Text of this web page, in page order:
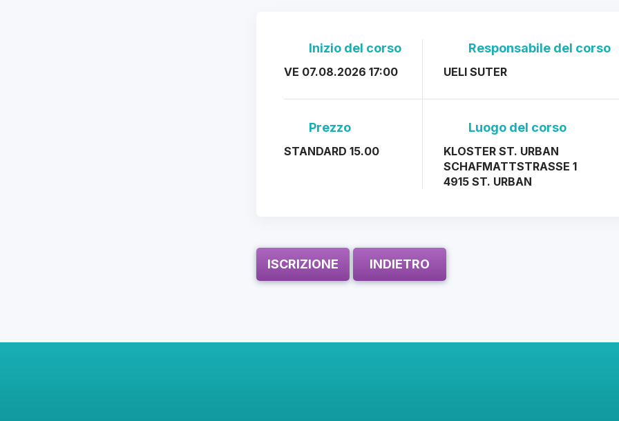
Inizio del corso
VE 07.08.2026 17:00
Responsabile del corso
UELI SUTER
Prezzo
STANDARD 15.00
Luogo del corso
KLOSTER ST. URBAN
SCHAFMATTSTRASSE 1
4915 ST. URBAN
ISCRIZIONE INDIETRO